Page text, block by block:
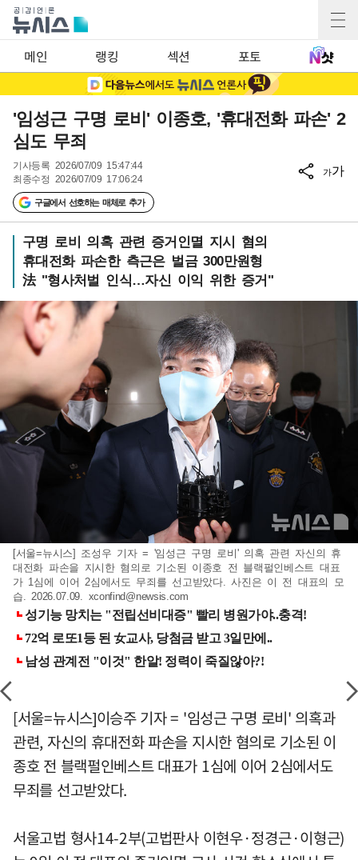
메인 랭킹 섹션 포토
'임성근 구명 로비' 이종호, '휴대전화 파손' 2
심도 무죄
기사등록 2026/07/09 15:47:44
최종수정 2026/07/09 17:06:24
구글에서 선호하는 매체로 추가
가가
구명 로비 의혹 관련 증거인멸 지시 혐의
휴대전화 파손한 측근은 벌금 300만원형
法 "형사처벌 인식…자신 이익 위한 증거"
[서울=뉴시스] 조성우 기자 = '임성근 구명 로비' 의혹 관련 자신의 휴
대전화 파손을 지시한 혐의로 기소된 이종호 전 블랙펄인베스트 대표
가 1심에 이어 2심에서도 무죄를 선고받았다. 사진은 이 전 대표의 모
습. 2026.07.09. xconfind@newsis.com
[서울=뉴시스]이승주 기자 = '임성근 구명 로비' 의혹과
관련, 자신의 휴대전화 파손을 지시한 혐의로 기소된 이
종호 전 블랙펄인베스트 대표가 1심에 이어 2심에서도
무죄를 선고받았다.
서울고법 형사14-2부(고법판사 이현우·정경근·이형근)